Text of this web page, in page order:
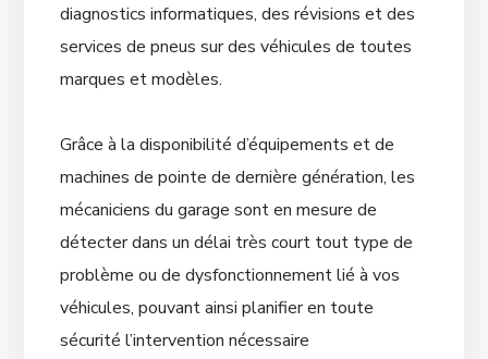
diagnostics informatiques, des révisions et des
services de pneus sur des véhicules de toutes
marques et modèles.
Grâce à la disponibilité d’équipements et de
machines de pointe de dernière génération, les
mécaniciens du garage sont en mesure de
détecter dans un délai très court tout type de
problème ou de dysfonctionnement lié à vos
véhicules, pouvant ainsi planifier en toute
sécurité l’intervention nécessaire